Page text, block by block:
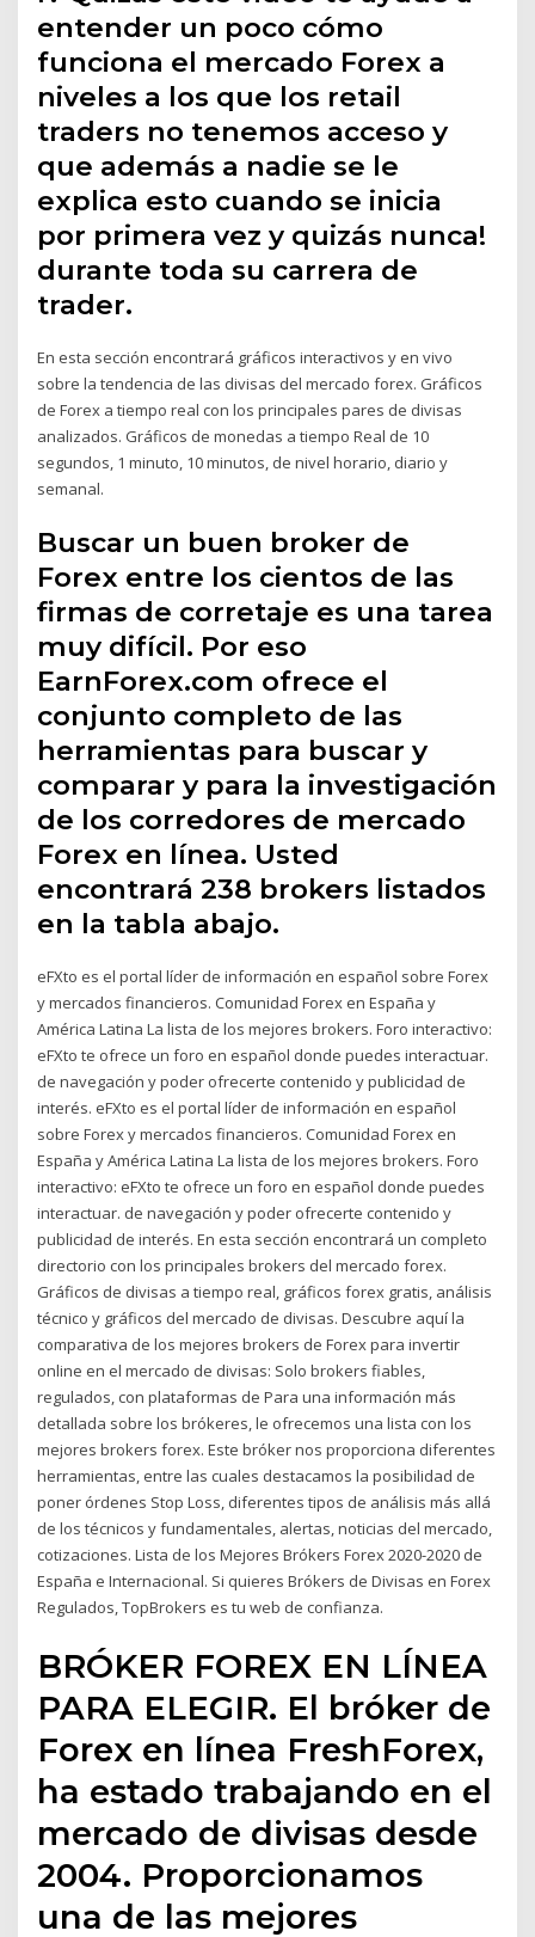
entender un poco cómo
funciona el mercado Forex a
niveles a los que los retail
traders no tenemos acceso y
que además a nadie se le
explica esto cuando se inicia
por primera vez y quizás nunca!
durante toda su carrera de
trader.
En esta sección encontrará gráficos interactivos y en vivo
sobre la tendencia de las divisas del mercado forex. Gráficos
de Forex a tiempo real con los principales pares de divisas
analizados. Gráficos de monedas a tiempo Real de 10
segundos, 1 minuto, 10 minutos, de nivel horario, diario y
semanal.
Buscar un buen broker de
Forex entre los cientos de las
firmas de corretaje es una tarea
muy difícil. Por eso
EarnForex.com ofrece el
conjunto completo de las
herramientas para buscar y
comparar y para la investigación
de los corredores de mercado
Forex en línea. Usted
encontrará 238 brokers listados
en la tabla abajo.
eFXto es el portal líder de información en español sobre Forex
y mercados financieros. Comunidad Forex en España y
América Latina La lista de los mejores brokers. Foro interactivo:
eFXto te ofrece un foro en español donde puedes interactuar.
de navegación y poder ofrecerte contenido y publicidad de
interés. eFXto es el portal líder de información en español
sobre Forex y mercados financieros. Comunidad Forex en
España y América Latina La lista de los mejores brokers. Foro
interactivo: eFXto te ofrece un foro en español donde puedes
interactuar. de navegación y poder ofrecerte contenido y
publicidad de interés. En esta sección encontrará un completo
directorio con los principales brokers del mercado forex.
Gráficos de divisas a tiempo real, gráficos forex gratis, análisis
técnico y gráficos del mercado de divisas. Descubre aquí la
comparativa de los mejores brokers de Forex para invertir
online en el mercado de divisas: Solo brokers fiables,
regulados, con plataformas de Para una información más
detallada sobre los brókeres, le ofrecemos una lista con los
mejores brokers forex. Este bróker nos proporciona diferentes
herramientas, entre las cuales destacamos la posibilidad de
poner órdenes Stop Loss, diferentes tipos de análisis más allá
de los técnicos y fundamentales, alertas, noticias del mercado,
cotizaciones. Lista de los Mejores Brókers Forex 2020-2020 de
España e Internacional. Si quieres Brókers de Divisas en Forex
Regulados, TopBrokers es tu web de confianza.
BRÓKER FOREX EN LÍNEA
PARA ELEGIR. El bróker de
Forex en línea FreshForex,
ha estado trabajando en el
mercado de divisas desde
2004. Proporcionamos
una de las mejores